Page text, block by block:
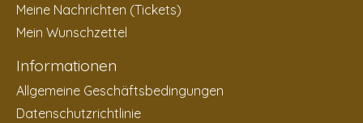
Meine Nachrichten (Tickets)
Mein Wunschzettel
Informationen
Allgemeine Geschäftsbedingungen
Datenschutzrichtlinie